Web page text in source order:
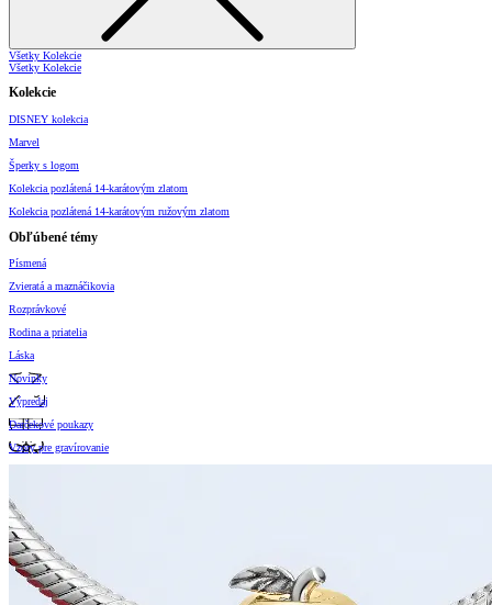
Všetky Kolekcie
Všetky Kolekcie
Kolekcie
DISNEY kolekcia
Marvel
Šperky s logom
Kolekcia pozlátená 14-karátovým zlatom
Kolekcia pozlátená 14-karátovým ružovým zlatom
Obľúbené témy
Písmená
Zvieratá a maznáčikovia
Rozprávkové
Rodina a priatelia
Láska
Novinky
Výpredaj
Darčekové poukazy
Vzory pre gravírovanie